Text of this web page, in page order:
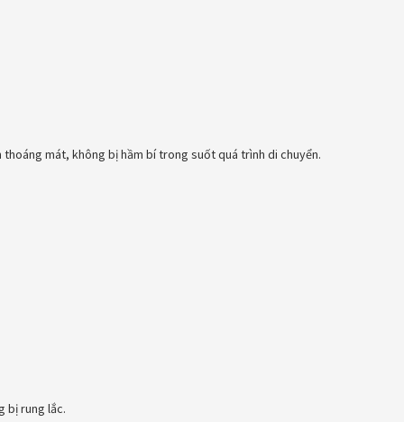
mát, không bị hầm bí trong suốt quá trình di chuyển.
bị rung lắc.